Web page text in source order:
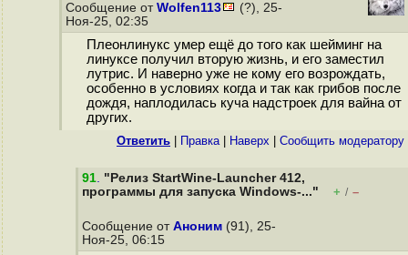
Сообщение от Wolfen113
(?), 25-
Ноя-25, 02:35
Плеонлинукс умер ещё до того как шейминг на
линуксе получил вторую жизнь, и его заместил
лутрис. И наверно уже не кому его возрождать,
особенно в условиях когда и так как грибов после
дождя, наплодилась куча надстроек для вайна от
других.
Ответить Правка| Наверх Cообщить модератору
91. "Релиз StartWine-Launcher 412,
программы для запуска Windows-..."
+ / –
Сообщение от Аноним (91), 25-
Ноя-25, 06:15